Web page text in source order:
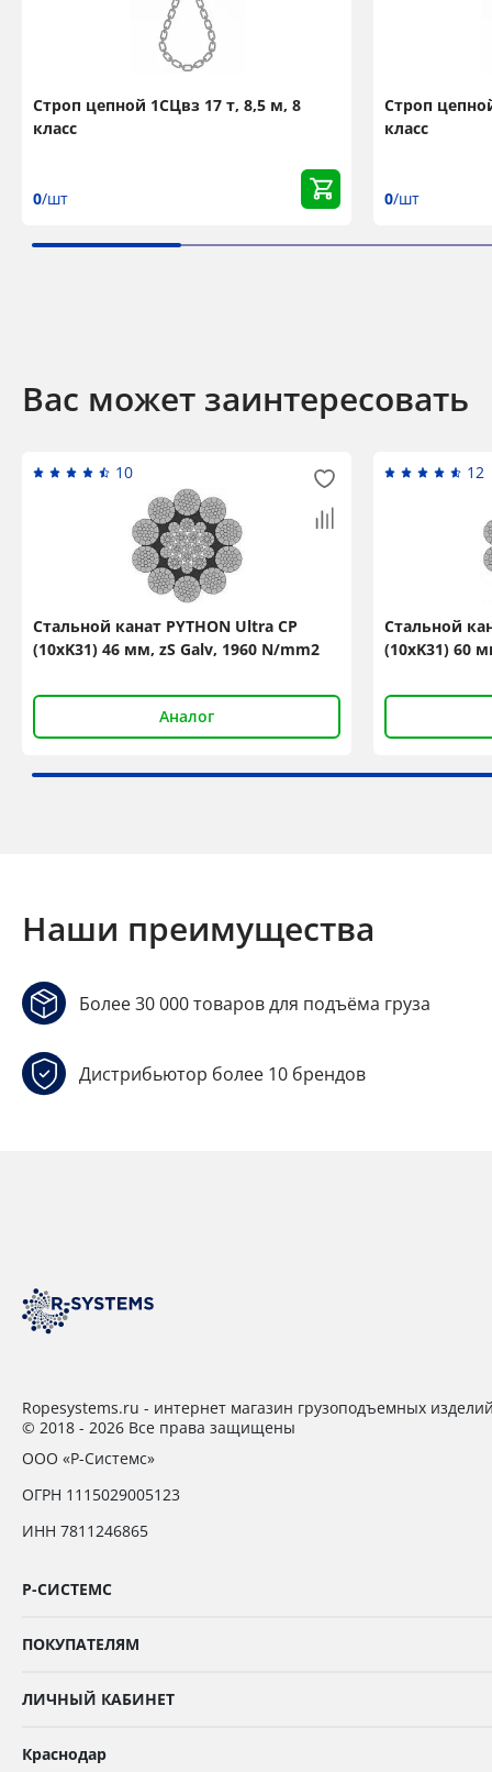
Строп цепной 1СЦвз 17 т, 8,5 м, 8
класс
0/шт
Строп
класс
0/шт
Вас может заинтересовать
10
Стальной канат PYTHON Ultra CP
(10xK31) 46 мм, zS Galv, 1960 N/mm2
Аналог
12
Стальной
(10xK31) 60
Наши преимущества
Более 30 000 товаров для подъёма груза
Дистрибьютор более 10 брендов
Ropesystems.ru - интернет магазин грузоподъемных
© 2018 - 2026 Все права защищены
ООО «Р-Системс»
ОГРН 1115029005123
ИНН 7811246865
Р-СИСТЕМС
ПОКУПАТЕЛЯМ
ЛИЧНЫЙ КАБИНЕТ
Краснодар